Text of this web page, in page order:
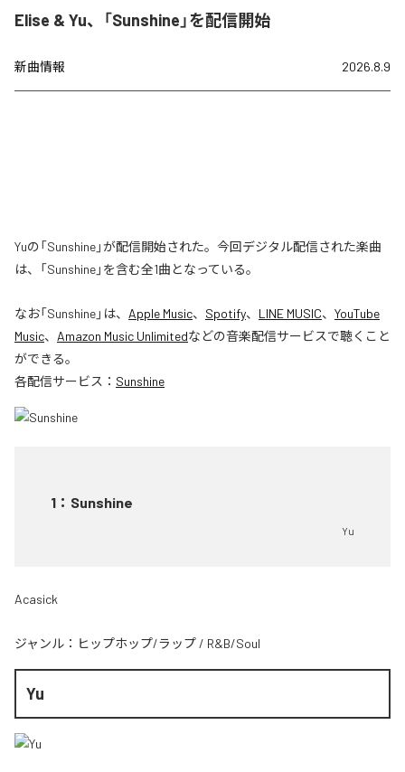
Elise & Yu、「Sunshine」を配信開始
新曲情報 2026.8.9
Yuの「Sunshine」が配信開始された。今回デジタル配信された楽曲
は、「Sunshine」を含む全1曲となっている。
なお「Sunshine」は、 Apple Music、 Spotify、 LINE MUSIC、 YouTube
Music、 Amazon Music Unlimitedなどの音楽配信サービスで聴くこと
ができる。
各配信サービス： Sunshine
1 ： Sunshine
Yu
Acasick
ジャンル： ヒップホップ/ラップ / R&B/Soul
Yu